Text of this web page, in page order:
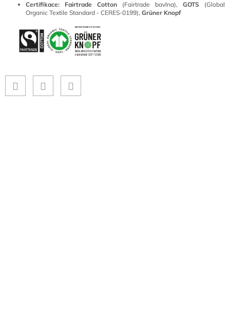
Certifikace: Fairtrade Cotton (Fairtrade bavlna), GOTS
(Global
Organic Textile Standard - CERES-0199), Grüner Knopf